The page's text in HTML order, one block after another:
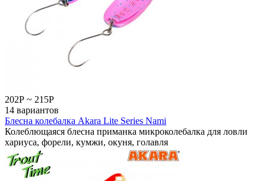
202Р ~ 215Р
14 вариантов
Блесна колебалка Akara Lite Series Nami
Колеблющаяся блесна приманка микроколебалка для ловли
хариуса, форели, кумжи, окуня, голавля